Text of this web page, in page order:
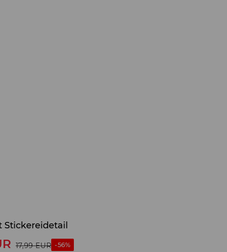
Stickereidetail
17,99 EUR -56%